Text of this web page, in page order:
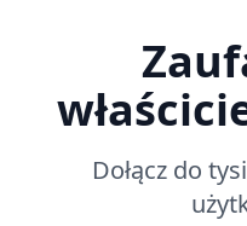
Dołącz do